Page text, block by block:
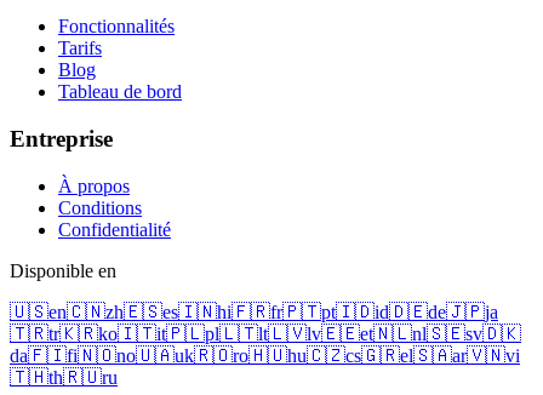
Fonctionnalités
Tarifs
Blog
Tableau de bord
Entreprise
À propos
Conditions
Confidentialité
Disponible en
🇺🇸en🇨🇳zh🇪🇸es🇮🇳hi🇫🇷fr🇵🇹pt🇮🇩id🇩🇪de🇯🇵ja
🇹🇷tr🇰🇷ko🇮🇹it🇵🇱pl🇱🇹lt🇱🇻lv🇪🇪et🇳🇱nl🇸🇪sv🇩🇰
da🇫🇮fi🇳🇴no🇺🇦uk🇷🇴ro🇭🇺hu🇨🇿cs🇬🇷el🇸🇦ar🇻🇳vi
🇹🇭th🇷🇺ru